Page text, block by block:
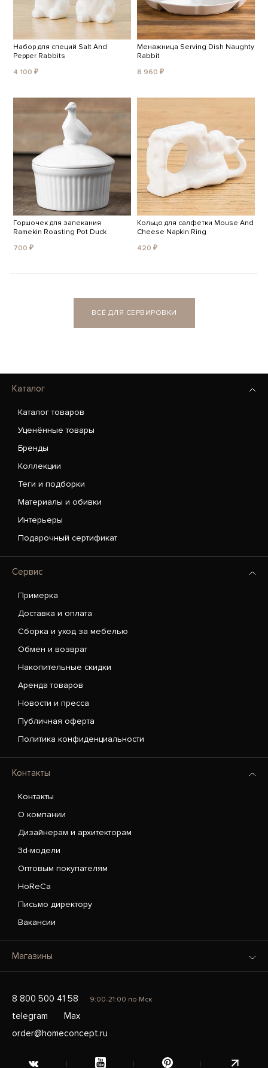
Набор для специй Salt And
Pepper Rabbits
4 100 ₽
Менажница Serving Dish Naughty
Rabbit
8 960 ₽
Горшочек для запекания
Ramekin Roasting Pot Duck
700 ₽
Кольцо для салфетки Mouse And
Cheese Napkin Ring
420 ₽
ВСЁ ДЛЯ СЕРВИРОВКИ
Каталог
Каталог товаров
Уценённые товары
Бренды
Коллекции
Теги и подборки
Материалы и обивки
Интерьеры
Подарочный сертификат
Сервис
Примерка
Доставка и оплата
Сборка и уход за мебелью
Обмен и возврат
Накопительные скидки
Аренда товаров
Новости и пресса
Публичная оферта
Политика конфиденциальности
Контакты
Контакты
О компании
Дизайнерам и архитекторам
3d-модели
Оптовым покупателям
HoReCa
Письмо директору
Вакансии
Магазины
8 800 500 41 58 9:00-21:00 по Мск
telegram
Max
order@homeconcept.ru